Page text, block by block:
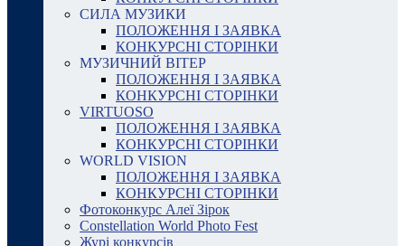
СИЛА МУЗИКИ
ПОЛОЖЕННЯ І ЗАЯВКА
КОНКУРСНІ СТОРІНКИ
МУЗИЧНИЙ ВІТЕР
ПОЛОЖЕННЯ І ЗАЯВКА
КОНКУРСНІ СТОРІНКИ
VIRTUOSO
ПОЛОЖЕННЯ І ЗАЯВКА
КОНКУРСНІ СТОРІНКИ
WORLD VISION
ПОЛОЖЕННЯ І ЗАЯВКА
КОНКУРСНІ СТОРІНКИ
Фотоконкурс Алеї Зірок
Constellation World Photo Fest
Журі конкурсів